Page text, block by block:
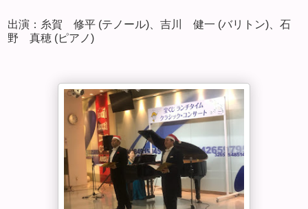
出演：糸賀 修平 (テノール)、吉川 健一 (バリトン)、石
野 真穂 (ピアノ)